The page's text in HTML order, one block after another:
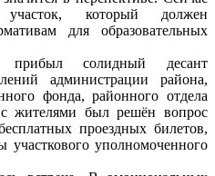
участок, который должен
для образовательных
солидный десант
администрации района,
фонда, районного отдела
жителями был решён вопрос
проездных билетов,
участкового уполномоченного